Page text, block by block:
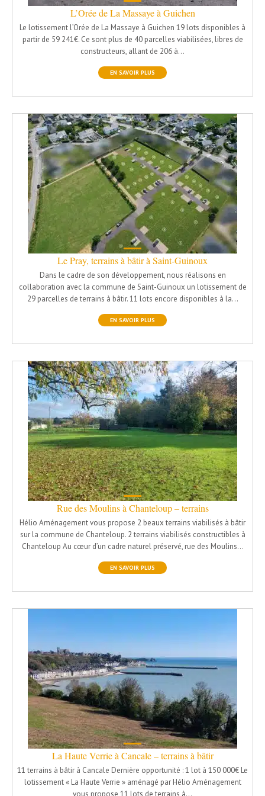
L’Orée de La Massaye à Guichen
Le lotissement l’Orée de La Massaye à Guichen 19 lots disponibles à
partir de 59 241€. Ce sont plus de 40 parcelles viabilisées, libres de
constructeurs, allant de 206 à…
EN SAVOIR PLUS
Le Pray, terrains à bâtir à Saint-Guinoux
Dans le cadre de son développement, nous réalisons en
collaboration avec la commune de Saint-Guinoux un lotissement de
29 parcelles de terrains à bâtir. 11 lots encore disponibles à la…
EN SAVOIR PLUS
Rue des Moulins à Chanteloup – terrains
Hélio Aménagement vous propose 2 beaux terrains viabilisés à bâtir
sur la commune de Chanteloup. 2 terrains viabilisés constructibles à
Chanteloup Au cœur d’un cadre naturel préservé, rue des Moulins…
EN SAVOIR PLUS
La Haute Verrie à Cancale – terrains à bâtir
11 terrains à bâtir à Cancale Dernière opportunité : 1 lot à 150 000€ Le
lotissement « La Haute Verrie » aménagé par Hélio Aménagement
vous propose 11 lots de terrains à…